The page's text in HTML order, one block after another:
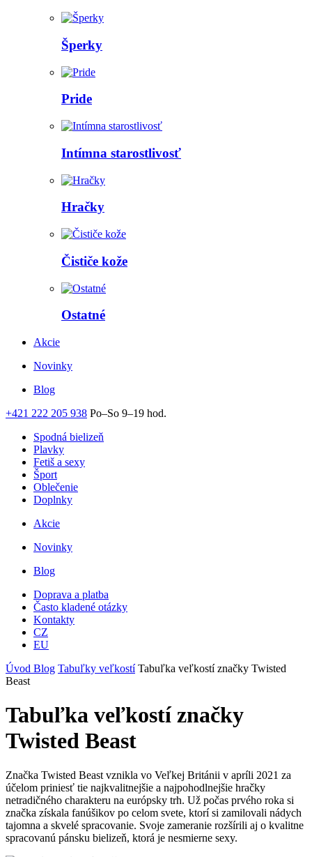
Šperky
Pride
Intímna starostlivosť
Hračky
Čističe kože
Ostatné
Akcie
Novinky
Blog
+421 222 205 938 Po–So 9–19 hod.
Spodná bielizeň
Plavky
Fetiš a sexy
Šport
Oblečenie
Doplnky
Akcie
Novinky
Blog
Doprava a platba
Často kladené otázky
Kontakty
CZ
EU
Úvod Blog Tabuľky veľkostí Tabuľka veľkostí značky Twisted
Beast
Tabuľka veľkostí značky
Twisted Beast
Značka Twisted Beast vznikla vo Veľkej Británii v apríli 2021 za
účelom priniesť tie najkvalitnejšie a najpohodlnejšie hračky
netradičného charakteru na európsky trh. Už počas prvého roka si
značka získala fanúšikov po celom svete, ktorí si zamilovali nádych
tajomna a skvelé spracovanie. Svoje zameranie rozšírili aj o kvalitne
spracovanú pánsku bielizeň, ktorá je nesmierne sexy.